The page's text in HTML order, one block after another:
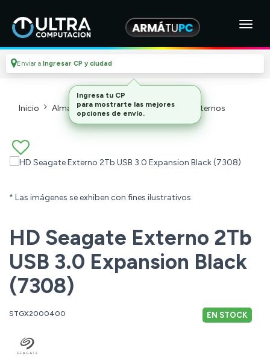
Enviar a Ingresar CP y ciudad
Inicio Almacenamiento Externo Discos Externos
* Las imágenes se exhiben con fines ilustrativos.
HD Seagate Externo 2Tb
USB 3.0 Expansion Black
(7308)
STGX2000400 EN STOCK
Ingresa tu CP
para mostrarte las mejores
opciones de envío.